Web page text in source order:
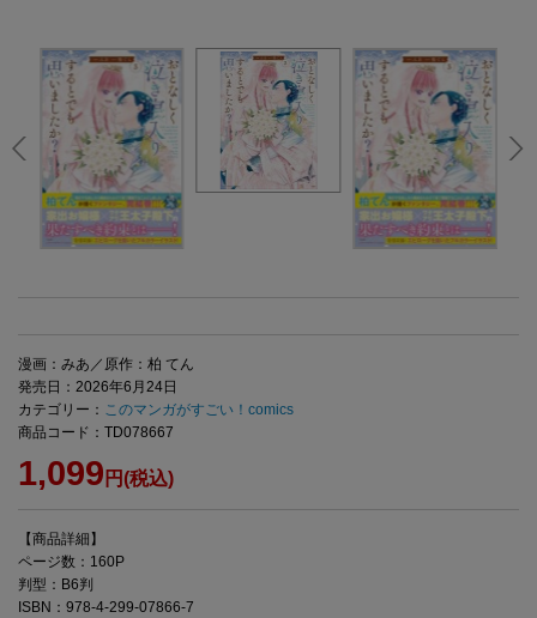
漫画：みあ／原作：柏 てん
発売日：2026年6月24日
カテゴリー： このマンガがすごい！comics
商品コード：TD078667
1,099 円(税込)
【商品詳細】
ページ数：160P
判型：B6判
ISBN：978-4-299-07866-7